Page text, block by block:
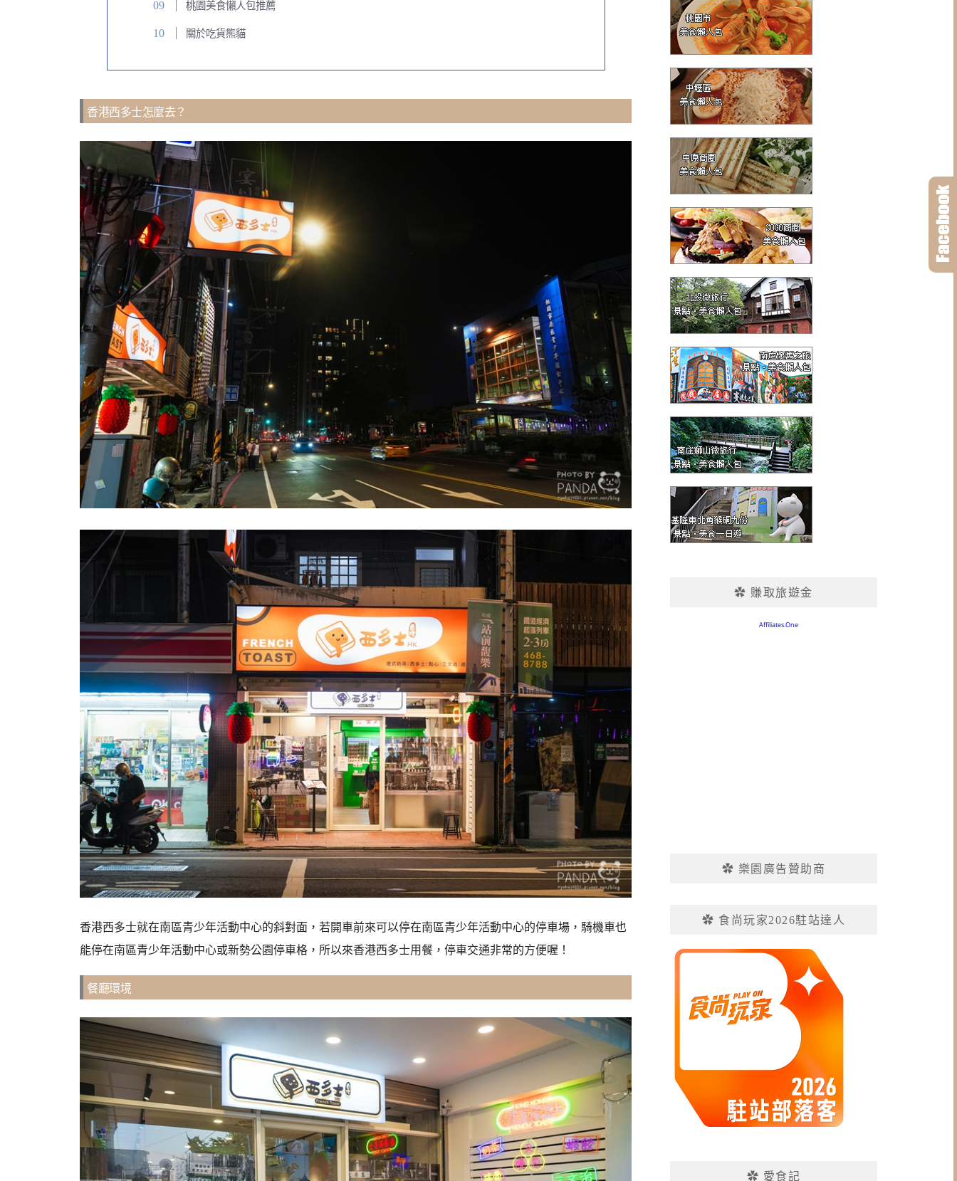
桃園美食懶人包推薦
關於吃貨熊貓
香港西多士怎麼去？
香港西多士就在南區青少年活動中心的斜對面， 若開車前來可以停在南區青少年活動中心的停車場， 騎機車也
能停在南區青少年活動中心或新勢公園停車格， 所以來香港西多士用餐，停車交通非常的方便喔！
餐廳環境
✿ 賺取旅遊金
✿ 樂園廣告贊助商
✿ 食尚玩家2026駐站達人
✿ 愛食記